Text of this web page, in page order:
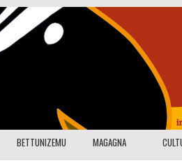
BETTUNIZEMU MAGAGNA